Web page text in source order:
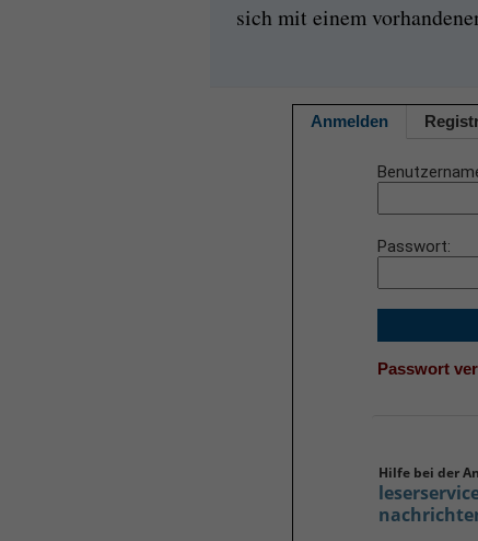
sich mit einem
Anmelden
Passwort
Passwort
Hilfe bei der